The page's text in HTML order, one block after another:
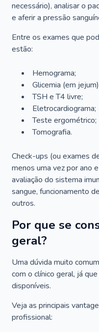
necessário), analisar o
e aferir a pressão
Entre os exames que
estão:
Hemograma;
Glicemia (em
TSH e T4 livre;
Eletrocardiograma;
Teste ergométrico;
Tomografia.
Check-ups (ou exames
menos uma vez por ano
avaliação do sistema
sangue, funcionamento
outros.
Por que se
geral?
Uma dúvida muito
com o clínico geral, já
disponíveis.
Veja as principais
profissional: